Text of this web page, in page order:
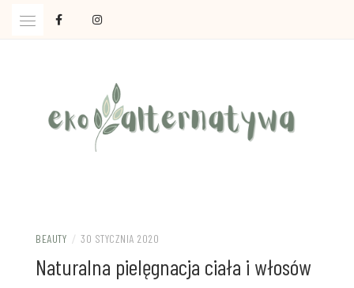
BEAUTY / 30 STYCZNIA 2020
Naturalna pielęgnacja ciała i włosów